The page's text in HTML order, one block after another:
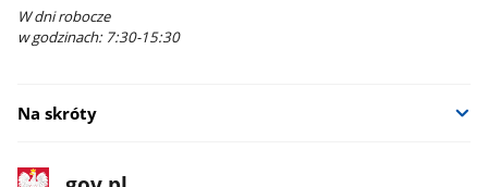
W dni robocze
w godzinach: 7:30-15:30
Na skróty
stopka